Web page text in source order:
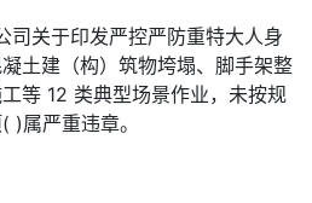
司关于印发严控严防重特大人身
土建（构）筑物垮塌、脚手架整
等 12 类典型场景作业，未按规
)属严重违章。